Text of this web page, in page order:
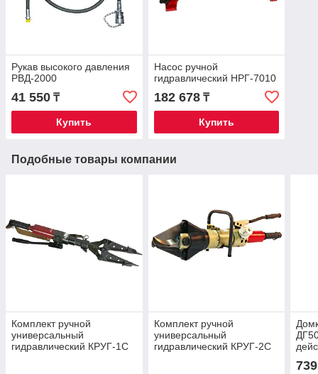
Рукав высокого давления
РВД-2000
41 550 ₸
Купить
Насос ручной
гидравлический НРГ-7010
182 678₸
Купить
Подобные товары компании
Комплект ручной
универсальный
гидравлический КРУГ-1C
Комплект ручной
универсальный
гидравлический КРУГ-2С